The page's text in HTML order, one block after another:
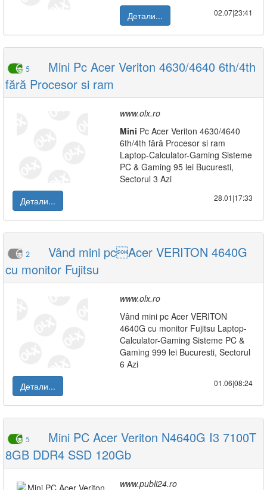
Детали...
02.07|23:41
5
Mini Pc Acer Veriton 4630/4640 6th/4th
fără Procesor si ram
www.olx.ro
Mini Pc Acer Veriton 4630/4640
6th/4th fără Procesor si ram
Laptop-Calculator-Gaming Sisteme
PC & Gaming 95 lei Bucuresti,
Sectorul 3 Azi
Детали...
28.01|17:33
2
Vând mini pcAcer VERITON 4640G
cu monitor Fujitsu
www.olx.ro
Vând mini pc Acer VERITON
4640G cu monitor Fujitsu Laptop-
Calculator-Gaming Sisteme PC &
Gaming 999 lei Bucuresti, Sectorul
6 Azi
Детали...
01.06|08:24
5
Mini PC Acer Veriton N4640G I3 7100T
8GB DDR4 SSD 120Gb
www.publi24.ro